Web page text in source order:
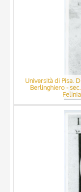
Università di Pisa.
Berlinghiero -